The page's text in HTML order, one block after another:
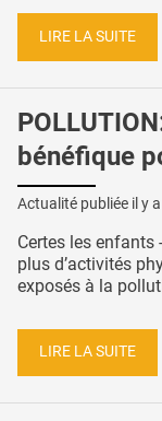
LIRE LA SUITE
bénéfique
Actualité publiée il y a
Certes les enfants
plus d’activités
exposés à la
LIRE LA SUITE